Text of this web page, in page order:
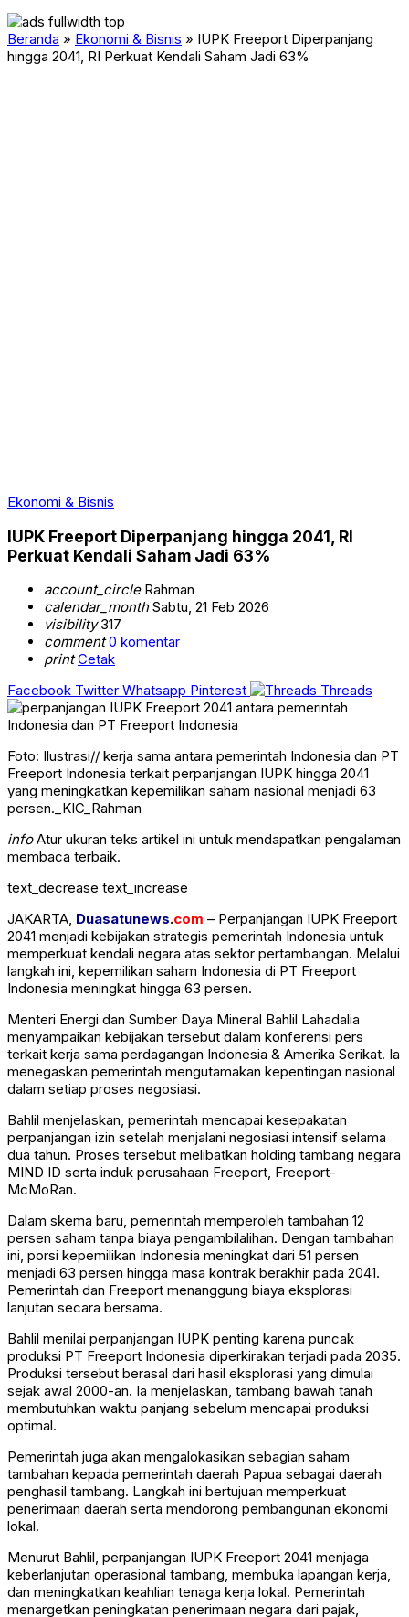
Beranda » Ekonomi & Bisnis » IUPK Freeport Diperpanjang
hingga 2041, RI Perkuat Kendali Saham Jadi 63%
Ekonomi & Bisnis
IUPK Freeport Diperpanjang hingga 2041, RI
Perkuat Kendali Saham Jadi 63%
account_circleRahman
calendar_monthSabtu, 21 Feb 2026
visibility317
comment 0 komentar
print Cetak
Facebook Twitter Whatsapp Pinterest Threads
Foto: Ilustrasi// kerja sama antara pemerintah Indonesia dan PT
Freeport Indonesia terkait perpanjangan IUPK hingga 2041
yang meningkatkan kepemilikan saham nasional menjadi 63
persen._KIC_Rahman
infoAtur ukuran teks artikel ini untuk mendapatkan pengalaman
membaca terbaik.
text_decrease text_increase
JAKARTA, Duasatunews.com – Perpanjangan IUPK Freeport
2041 menjadi kebijakan strategis pemerintah Indonesia untuk
memperkuat kendali negara atas sektor pertambangan. Melalui
langkah ini, kepemilikan saham Indonesia di PT Freeport
Indonesia meningkat hingga 63 persen.
Menteri Energi dan Sumber Daya Mineral Bahlil Lahadalia
menyampaikan kebijakan tersebut dalam konferensi pers
terkait kerja sama perdagangan Indonesia & Amerika Serikat. Ia
menegaskan pemerintah mengutamakan kepentingan nasional
dalam setiap proses negosiasi.
Bahlil menjelaskan, pemerintah mencapai kesepakatan
perpanjangan izin setelah menjalani negosiasi intensif selama
dua tahun. Proses tersebut melibatkan holding tambang negara
MIND ID serta induk perusahaan Freeport, Freeport-
McMoRan.
Dalam skema baru, pemerintah memperoleh tambahan 12
persen saham tanpa biaya pengambilalihan. Dengan tambahan
ini, porsi kepemilikan Indonesia meningkat dari 51 persen
menjadi 63 persen hingga masa kontrak berakhir pada 2041.
Pemerintah dan Freeport menanggung biaya eksplorasi
lanjutan secara bersama.
Bahlil menilai perpanjangan IUPK penting karena puncak
produksi PT Freeport Indonesia diperkirakan terjadi pada 2035.
Produksi tersebut berasal dari hasil eksplorasi yang dimulai
sejak awal 2000-an. Ia menjelaskan, tambang bawah tanah
membutuhkan waktu panjang sebelum mencapai produksi
optimal.
Pemerintah juga akan mengalokasikan sebagian saham
tambahan kepada pemerintah daerah Papua sebagai daerah
penghasil tambang. Langkah ini bertujuan memperkuat
penerimaan daerah serta mendorong pembangunan ekonomi
lokal.
Menurut Bahlil, perpanjangan IUPK Freeport 2041 menjaga
keberlanjutan operasional tambang, membuka lapangan kerja,
dan meningkatkan keahlian tenaga kerja lokal. Pemerintah
menargetkan peningkatan penerimaan negara dari pajak,